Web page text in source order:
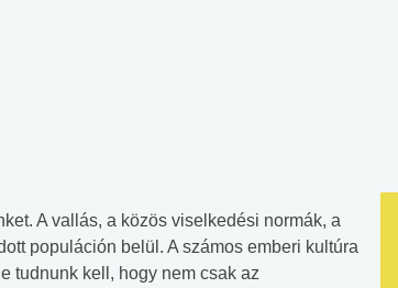
A vallás, a közös viselkedési normák, a
populáción belül. A számos emberi kultúra
tudnunk kell, hogy nem csak az